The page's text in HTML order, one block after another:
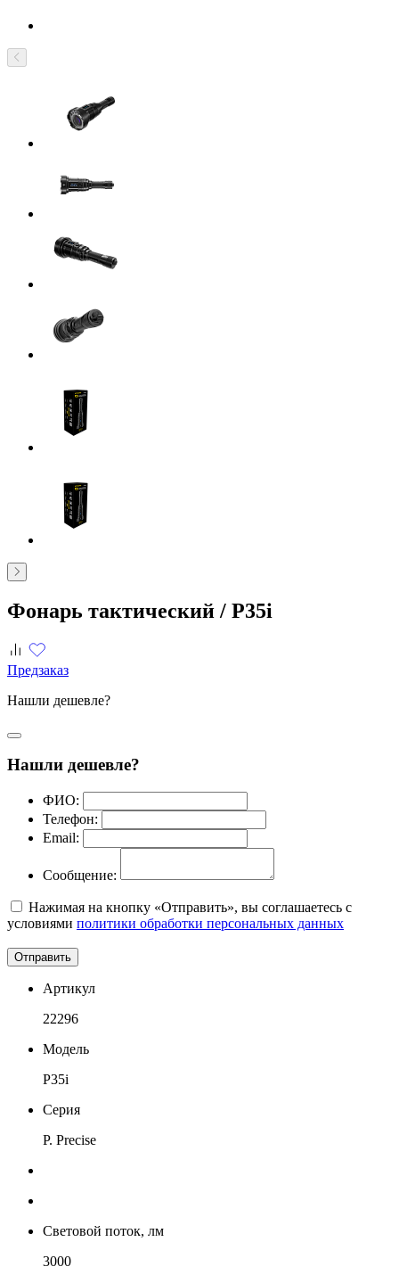
Фонарь тактический / P35i
Предзаказ
Нашли дешевле?
Нашли дешевле?
ФИО:
Телефон:
Email:
Сообщение:
Нажимая на кнопку «Отправить», вы соглашаетесь с
условиями политики обработки персональных данных
Отправить
Артикул
22296
Модель
P35i
Серия
P. Precise
Световой поток, лм
3000